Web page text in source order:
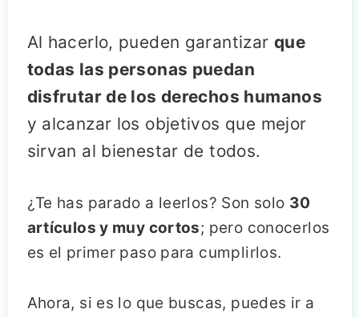
Al hacerlo, pueden garantizar que
todas las personas puedan
disfrutar de los derechos humanos
y alcanzar los objetivos que mejor
sirvan al bienestar de todos.
¿Te has parado a leerlos? Son solo 30
artículos y muy cortos; pero conocerlos
es el primer paso para cumplirlos.
Ahora, si es lo que buscas, puedes ir a